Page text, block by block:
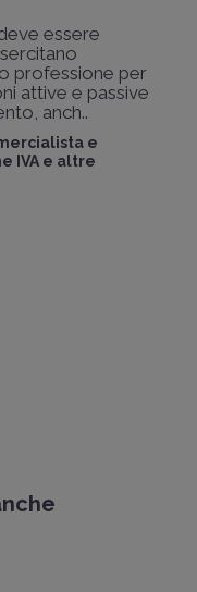
essere
professione per
attive e passive
anch..
e
IVA e altre